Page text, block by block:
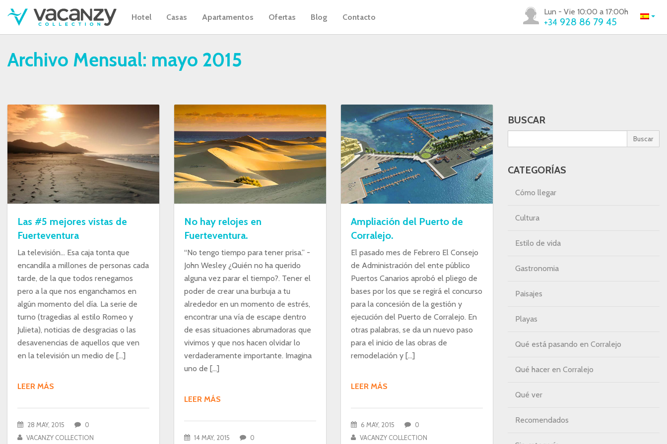
Hotel Casas Apartamentos Ofertas Blog Contacto
Lun - Vie 10:00 a 17:00h
+34 928 86 79 45
Archivo Mensual: mayo 2015
Las #5 mejores vistas de
Fuerteventura
La televisión… Esa caja tonta que
encandila a millones de personas cada
tarde, de la que todos renegamos
pero a la que nos enganchamos en
algún momento del día. La serie de
turno (tragedias al estilo Romeo y
Julieta), noticias de desgracias o las
desavenencias de aquellos que ven
en la televisión un medio de […]
LEER MÁS
28 MAY, 2015
0
VACANZY COLLECTION
No hay relojes en
Fuerteventura.
“No tengo tiempo para tener prisa.” -
John Wesley ¿Quién no ha querido
alguna vez parar el tiempo?. Tener el
poder de crear una burbuja a tu
alrededor en un momento de estrés,
encontrar una vía de escape dentro
de esas situaciones abrumadoras que
vivimos y que nos hacen olvidar lo
verdaderamente importante. Imagina
uno de […]
LEER MÁS
14 MAY, 2015
0
Ampliación del Puerto de
Corralejo.
El pasado mes de Febrero El Consejo
de Administración del ente público
Puertos Canarios aprobó el pliego de
bases por los que se regirá el concurso
para la concesión de la gestión y
ejecución del Puerto de Corralejo. En
otras palabras, se da un nuevo paso
para el inicio de las obras de
remodelación y […]
LEER MÁS
6 MAY, 2015
0
VACANZY COLLECTION
BUSCAR
Buscar
CATEGORÍAS
Cómo llegar
Cultura
Estilo de vida
Gastronomia
Paisajes
Playas
Qué está pasando en Corralejo
Qué hacer en Corralejo
Qué ver
Recomendados